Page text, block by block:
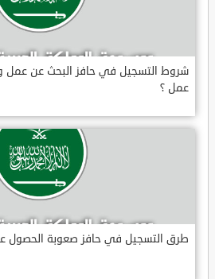
شروط التسجيل في حافز البحث عن عمل
عمل ؟
طرق التسجيل في حافز صعوبة الحصول